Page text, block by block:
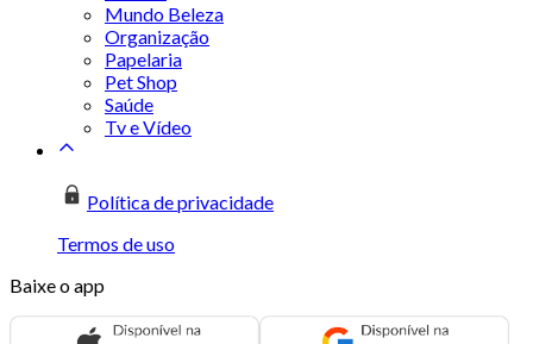
Mundo Beleza
Organização
Papelaria
Pet Shop
Saúde
Tv e Vídeo
Política de privacidade
Termos de uso
Baixe o app